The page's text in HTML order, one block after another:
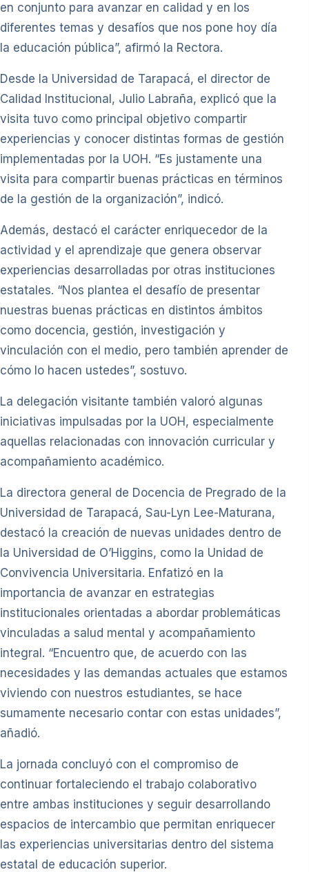
en conjunto para avanzar en calidad y en los
diferentes temas y desafíos que nos pone hoy día
la educación pública”, afirmó la Rectora.
Desde la Universidad de Tarapacá, el director de
Calidad Institucional, Julio Labraña, explicó que la
visita tuvo como principal objetivo compartir
experiencias y conocer distintas formas de gestión
implementadas por la UOH. “Es justamente una
visita para compartir buenas prácticas en términos
de la gestión de la organización”, indicó.
Además, destacó el carácter enriquecedor de la
actividad y el aprendizaje que genera observar
experiencias desarrolladas por otras instituciones
estatales. “Nos plantea el desafío de presentar
nuestras buenas prácticas en distintos ámbitos
como docencia, gestión, investigación y
vinculación con el medio, pero también aprender de
cómo lo hacen ustedes”, sostuvo.
La delegación visitante también valoró algunas
iniciativas impulsadas por la UOH, especialmente
aquellas relacionadas con innovación curricular y
acompañamiento académico.
La directora general de Docencia de Pregrado de la
Universidad de Tarapacá, Sau-Lyn Lee-Maturana,
destacó la creación de nuevas unidades dentro de
la Universidad de O’Higgins, como la Unidad de
Convivencia Universitaria. Enfatizó en la
importancia de avanzar en estrategias
institucionales orientadas a abordar problemáticas
vinculadas a salud mental y acompañamiento
integral. “Encuentro que, de acuerdo con las
necesidades y las demandas actuales que estamos
viviendo con nuestros estudiantes, se hace
sumamente necesario contar con estas unidades”,
añadió.
La jornada concluyó con el compromiso de
continuar fortaleciendo el trabajo colaborativo
entre ambas instituciones y seguir desarrollando
espacios de intercambio que permitan enriquecer
las experiencias universitarias dentro del sistema
estatal de educación superior.